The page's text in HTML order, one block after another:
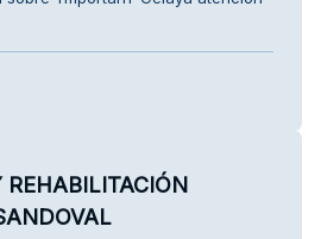
REHABILITACIÓN